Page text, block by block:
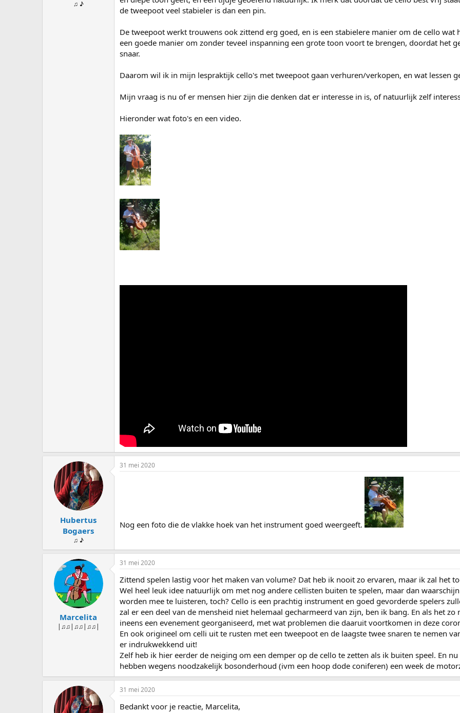
♫ ♪
de tweepoot veel stabieler is dan een pin.
De tweepoot werkt trouwens ook zittend erg goed, en is een stabielere manier om de cello
een goede manier om zonder teveel inspanning een grote toon voort te brengen, doordat het
snaar.
Daarom wil ik in mijn lespraktijk cello's met tweepoot gaan verhuren/verkopen, en wat lessen
Mijn vraag is nu of er mensen hier zijn die denken dat er interesse in is, of natuurlijk zelf
Hieronder wat foto's en een video.
Hubertus
Bogaers
♫ ♪
31 mei 2020
Nog een foto die de vlakke hoek van het instrument goed weergeeft.
Marcelita
|♫♫|♫♫|♫♫|
31 mei 2020
Zittend spelen lastig voor het maken van volume? Dat heb ik nooit zo ervaren, maar ik zal het
Wel heel leuk idee natuurlijk om met nog andere cellisten buiten te spelen, maar dan
worden mee te luisteren, toch? Cello is een prachtig instrument en goed gevorderde spelers
zal er een deel van de mensheid niet helemaal gecharmeerd van zijn, ben ik bang. En als het
ineens een evenement georganiseerd, met wat problemen die daaruit voortkomen in deze
En ook origineel om celli uit te rusten met een tweepoot en de laagste twee snaren te nemen
er indrukwekkend uit!
Zelf heb ik hier eerder de neiging om een demper op de cello te zetten als ik buiten speel. En
hebben wegens noodzakelijk bosonderhoud (ivm een hoop dode coniferen) een week de
31 mei 2020
Bedankt voor je reactie, Marcelita,